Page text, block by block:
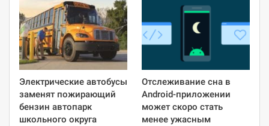
Электрические автобусы
заменят пожирающий
бензин автопарк
школьного округа
Отслеживание сна в
Android-приложении
может скоро стать
менее ужасным